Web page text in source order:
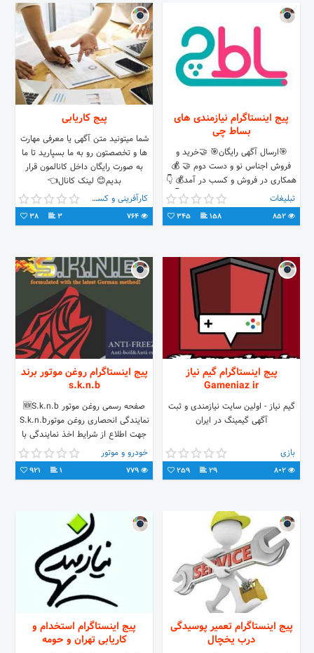
پیج اینستاگرام نیازمندی های
بساط چی
🎯ارسال آگهی رایگان🎯 🤝خرید و
فروش اجناس نو و دست دوم 🤝 💰
همکاری در فروش و کسب در آمد💰 👇
وارد سایت شو و آگهیتو ثبت کن 👇
تبلیغات
158
345
پیج کاریابی
شما میتونید متن آگهی یا معرفی مهارت
ها و تخصصتون رو به ما بسپارید تا ما
به صورت رایگان داخل کانالمون قرار
بدیم😊 لینک کانال👈
t.me/agahi_kar1
کارآفرینی و کسب و کار
3
38
پیج اینستاگرام گیم نیاز
Gameniaz ir
گیم نیاز - اولین سایت نیازمندی و ثبت
آگهی گیمینگ در ایران
بازی
29
259
پیج اینستاگرام روغن موتور برند
s.k.n.b
صفحه رسمی روغن موتور 🆕S.k.n.b
نمایندگی انحصاری روغن موتورS.k.n.b
جهت اطلاع از شرایط اخذ نمایندگی با
شماره۰۹۳۸۲۳۲۸۸۲۲تماس بگیرید☎️
خودرو و موتور
1
921
پیج اینستاگرام تعمیر پوسیدگی
درب یخچال
پیج اینستاگرام استخدام و
کاریابی تهران و حومه